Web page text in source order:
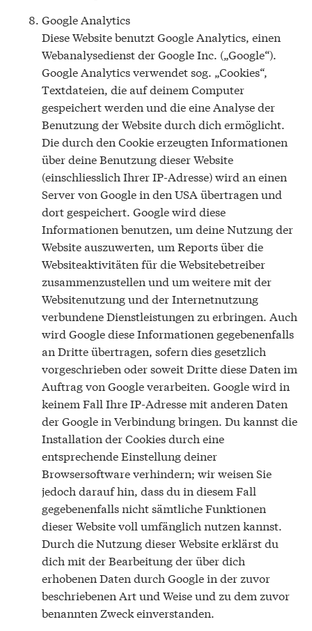
Google Analytics
Diese Website benutzt Google Analytics, einen
Webanalysedienst der Google Inc. („Google“).
Google Analytics verwendet sog. „Cookies“,
Textdateien, die auf deinem Computer
gespeichert werden und die eine Analyse der
Benutzung der Website durch dich ermöglicht.
Die durch den Cookie erzeugten Informationen
über deine Benutzung dieser Website
(einschliesslich Ihrer IP-Adresse) wird an einen
Server von Google in den USA übertragen und
dort gespeichert. Google wird diese
Informationen benutzen, um deine Nutzung der
Website auszuwerten, um Reports über die
Websiteaktivitäten für die Websitebetreiber
zusammenzustellen und um weitere mit der
Websitenutzung und der Internetnutzung
verbundene Dienstleistungen zu erbringen. Auch
wird Google diese Informationen gegebenenfalls
an Dritte übertragen, sofern dies gesetzlich
vorgeschrieben oder soweit Dritte diese Daten im
Auftrag von Google verarbeiten. Google wird in
keinem Fall Ihre IP-Adresse mit anderen Daten
der Google in Verbindung bringen. Du kannst die
Installation der Cookies durch eine
entsprechende Einstellung deiner
Browsersoftware verhindern; wir weisen Sie
jedoch darauf hin, dass du in diesem Fall
gegebenenfalls nicht sämtliche Funktionen
dieser Website voll umfänglich nutzen kannst.
Durch die Nutzung dieser Website erklärst du
dich mit der Bearbeitung der über dich
erhobenen Daten durch Google in der zuvor
beschriebenen Art und Weise und zu dem zuvor
benannten Zweck einverstanden.